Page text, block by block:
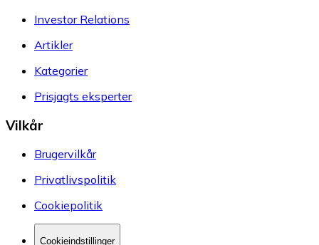
Investor Relations
Artikler
Kategorier
Prisjagts eksperter
Vilkår
Brugervilkår
Privatlivspolitik
Cookiepolitik
Cookieindstillinger